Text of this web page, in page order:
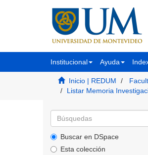
Institucional Ayuda
Inicio | REDUM
Listar Memoria
Buscar en DSpace
Esta colección